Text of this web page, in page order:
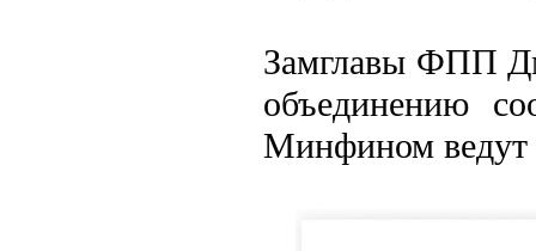
Замглавы ФПП
объединению
Минфином ведут